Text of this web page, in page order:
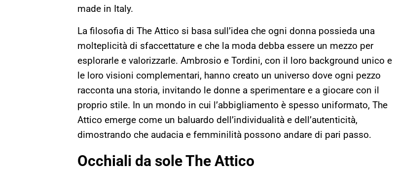
made in Italy.
La filosofia di The Attico si basa sull’idea che ogni donna possieda una
molteplicità di sfaccettature e che la moda debba essere un mezzo per
esplorarle e valorizzarle. Ambrosio e Tordini, con il loro background unico e
le loro visioni complementari, hanno creato un universo dove ogni pezzo
racconta una storia, invitando le donne a sperimentare e a giocare con il
proprio stile. In un mondo in cui l’abbigliamento è spesso uniformato, The
Attico emerge come un baluardo dell’individualità e dell’autenticità,
dimostrando che audacia e femminilità possono andare di pari passo.
Occhiali da sole The Attico